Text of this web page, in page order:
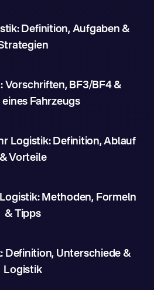
Definition, Aufgaben &
Vorschriften, BF3/BF4 &
eines Fahrzeugs
Logistik: Definition, Ablauf
& Vorteile
Methoden, Formeln
& Tipps
Definition, Unterschiede &
Logistik